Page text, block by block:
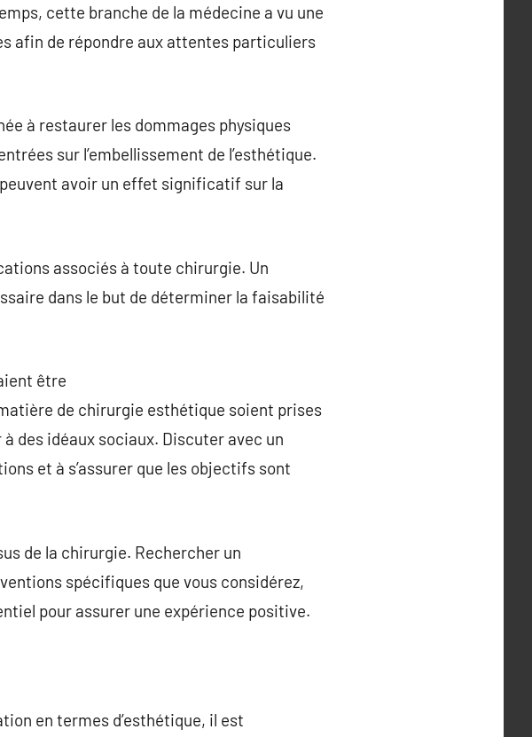
cette branche de la médecine a vu une
afin de répondre aux attentes particuliers
à restaurer les dommages physiques
sur l’embellissement de l’esthétique.
avoir un effet significatif sur la
associés à toute chirurgie. Un
dans le but de déterminer la faisabilité
être
de chirurgie esthétique soient prises
des idéaux sociaux. Discuter avec un
et à s’assurer que les objectifs sont
de la chirurgie. Rechercher un
spécifiques que vous considérez,
pour assurer une expérience positive.
en termes d’esthétique, il est